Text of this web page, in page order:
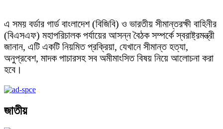
এ সময় বর্ডার গার্ড বাংলাদেশ (বিজিবি) ও ভারতীয় সীমান্তরক্ষী বাহিনীর
(বিএসএফ) মহাপরিচালক পর্যায়ের আসন্ন বৈঠক সম্পর্কে স্বরাষ্ট্রমন্ত্রী
জানান, এটি একটি নিয়মিত প্রক্রিয়া, যেখানে সীমান্ত হত্যা,
অনুপ্রবেশ, মাদক পাচারসহ সব অমীমাংসিত বিষয় নিয়ে আলোচনা করা
হবে।
জাতীয়